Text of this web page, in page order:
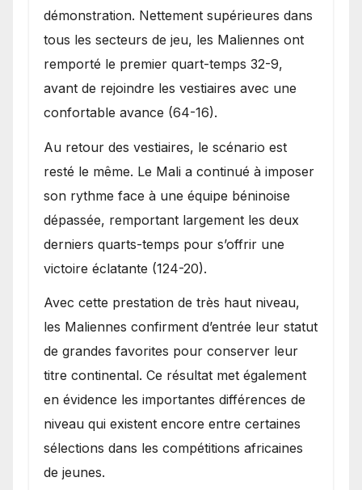
démonstration. Nettement supérieures dans
tous les secteurs de jeu, les Maliennes ont
remporté le premier quart-temps 32-9,
avant de rejoindre les vestiaires avec une
confortable avance (64-16).
Au retour des vestiaires, le scénario est
resté le même. Le Mali a continué à imposer
son rythme face à une équipe béninoise
dépassée, remportant largement les deux
derniers quarts-temps pour s’offrir une
victoire éclatante (124-20).
Avec cette prestation de très haut niveau,
les Maliennes confirment d’entrée leur statut
de grandes favorites pour conserver leur
titre continental. Ce résultat met également
en évidence les importantes différences de
niveau qui existent encore entre certaines
sélections dans les compétitions africaines
de jeunes.